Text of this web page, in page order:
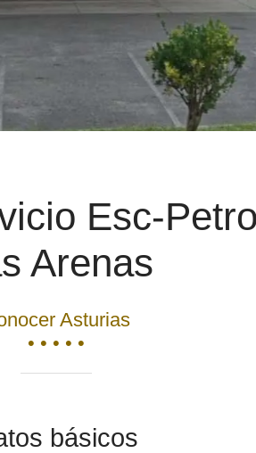
Esc-
Arenas
Asturias
• • • • •
básicos